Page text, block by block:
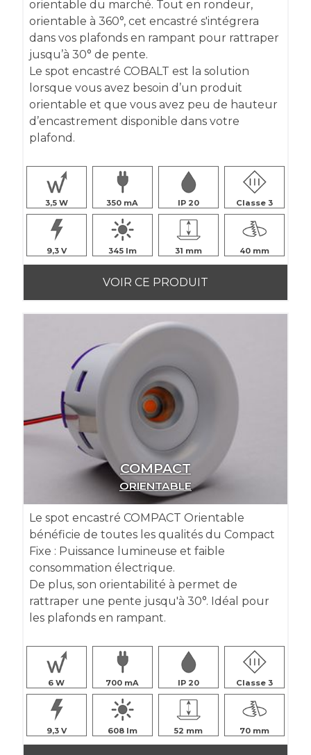
orientable du marché. Tout en rondeur,
orientable à 360°, cet encastré s'intégrera
dans vos plafonds en rampant pour rattraper
jusqu’à 30° de pente.
Le spot encastré COBALT est la solution
lorsque vous avez besoin d’un produit
orientable et que vous avez peu de hauteur
d’encastrement disponible dans votre
plafond.
3,5 350 IP 20 Classe 3
9,3 345 31 40
VOIR CE PRODUIT
COMPACT
ORIENTABLE
Le spot encastré COMPACT Orientable
bénéficie de toutes les qualités du Compact
Fixe : Puissance lumineuse et faible
consommation électrique.
De plus, son orientabilité à permet de
rattraper une pente jusqu'à 30°. Idéal pour
les plafonds en rampant.
6 700 IP 20 Classe 3
9,3 608 52 70